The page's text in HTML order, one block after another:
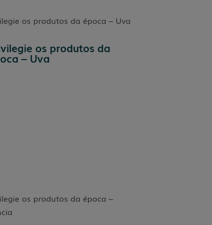
os produtos da
– Uva